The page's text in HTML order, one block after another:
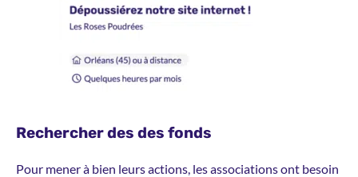
Rechercher des des fonds
Pour mener à bien leurs actions, les associations ont besoin